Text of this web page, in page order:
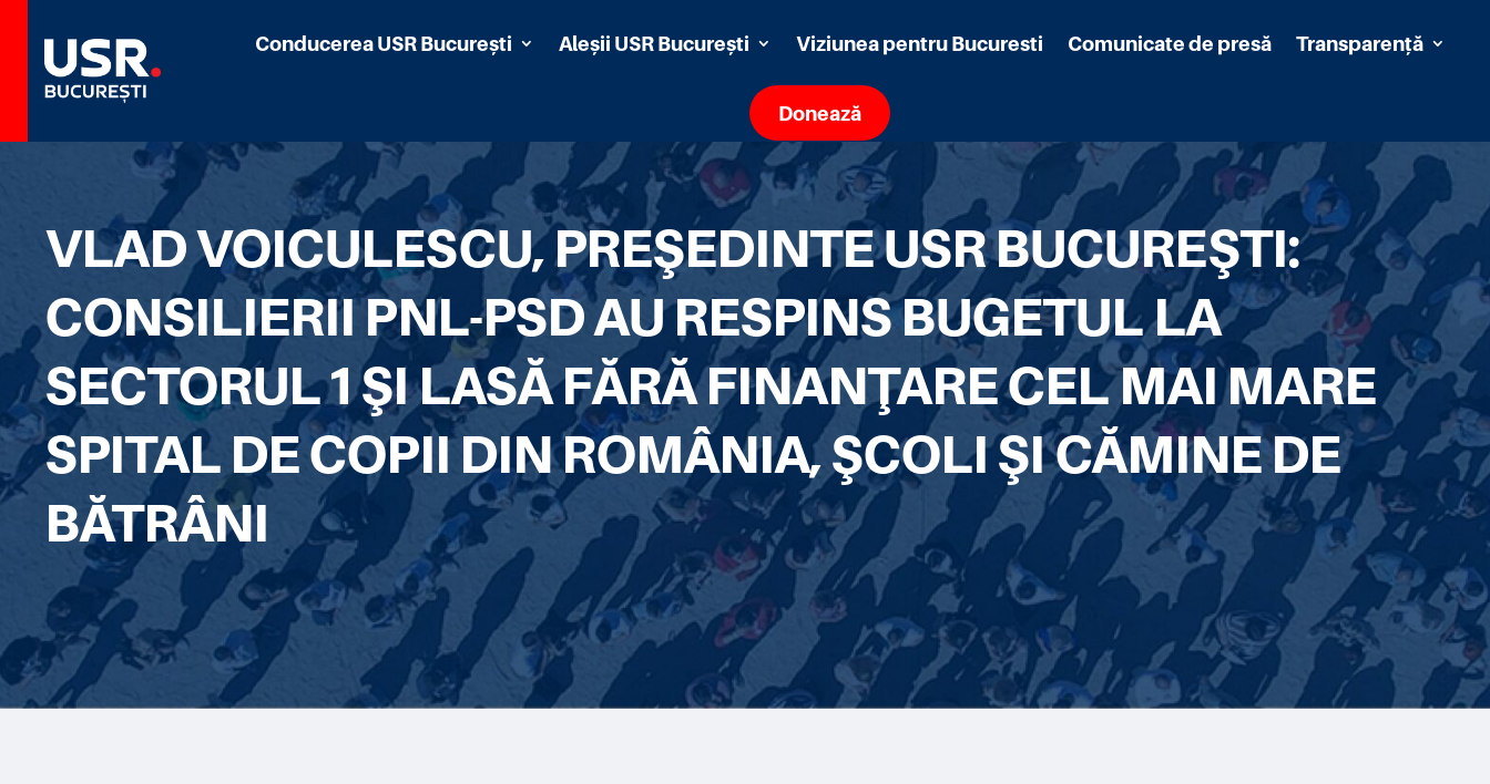
Conducerea USR București Aleșii USR București Viziunea pentru Bucuresti Comunicate de presă Transparență
Donează
VLAD VOICULESCU, PREŞEDINTE USR BUCUREŞTI:
CONSILIERII PNL-PSD AU RESPINS BUGETUL LA
SECTORUL 1 ŞI LASĂ FĂRĂ FINANŢARE CEL MAI MARE
SPITAL DE COPII DIN ROMÂNIA, ŞCOLI ŞI CĂMINE DE
BĂTRÂNI